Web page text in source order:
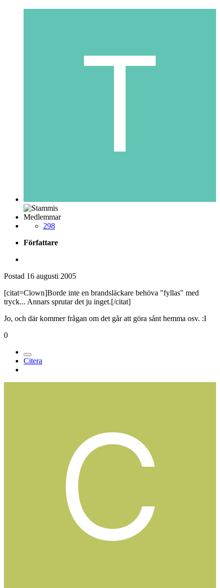
Medlemmar
298
Författare
Postad 16 augusti 2005
[citat=Clown]Borde inte en brandsläckare behöva "fyllas" med
tryck... Annars sprutar det ju inget.[/citat]
Jo, och där kommer frågan om det går att göra sånt hemma osv. :I
0
Citera